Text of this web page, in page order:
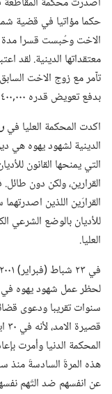
حكما مؤاتيا في قضية
معتقداتها الدينية.‏
تآمر مع زوج الاخت
بدفع تعويض قدره ٠٠٠‏,٤٠٠ ين (‏٣٠٠‏,٣ دولار اميركي)‏.‏
اكدت المحكمة العليا في
الدينية لشهود يهوه هي
التي يمنحها القانون
القرارَين اللذين
للأديان بالوضع الشرعي
العليا.‏
لحظر عمل شهود يهوه
سنوات تقريبا ودعوى
المحكمة الدنيا وأمرت
عن انفسهم ضد التّهم